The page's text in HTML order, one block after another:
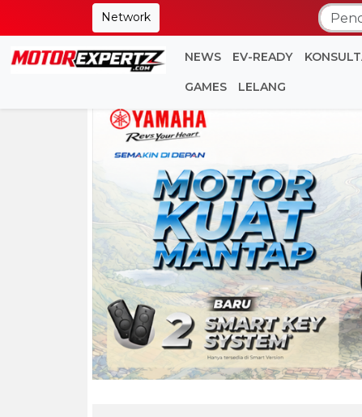
Network
NEWS EV-READY
GAMES LELANG